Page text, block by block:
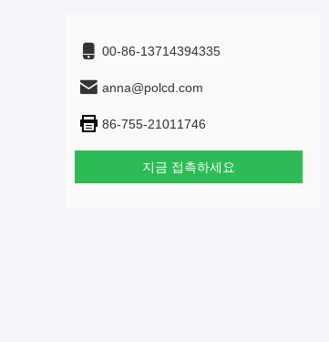
00-86-13714394335
anna@polcd.com
86-755-21011746
지금 접촉하세요